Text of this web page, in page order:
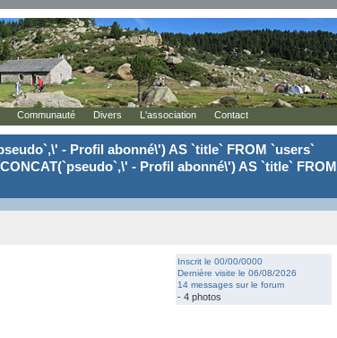
- Profil abonné\') AS `title` FROM `users`
- Profil abonné\') AS `title` FROM
Inscrit le 00/00/0000
Dernière visite le 06/08/2026
14 messages sur le forum
- 4 photos
Communauté Divers L'association Contact